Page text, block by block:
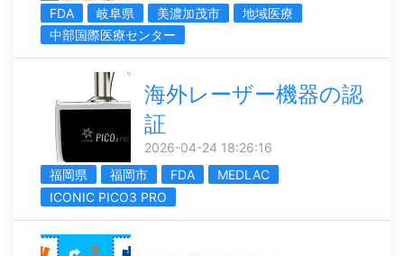
FDA 岐阜県 美濃加茂市
地域医療
中部国際医療センター
海外レーザー機器の認
証
2026-04-24 18:26:16
福岡県
福岡市 FDA
MEDLAC
ICONIC PICO3 PRO